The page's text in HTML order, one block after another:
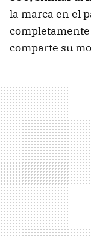
la marca en el
comparte su